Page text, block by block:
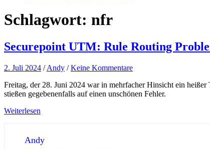
Schlagwort: nfr
Securepoint UTM: Rule Routing
2. Juli 2024 /Andy /Keine Kommentare
Freitag, der 28. Juni 2024 war in mehrfacher Hinsicht ein
stießen gegebenenfalls auf einen unschönen Fehler.
Weiterlesen
Andy